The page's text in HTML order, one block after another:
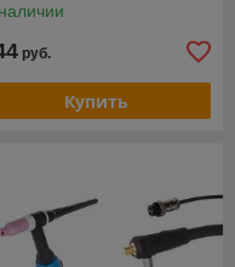
руб.
Купить